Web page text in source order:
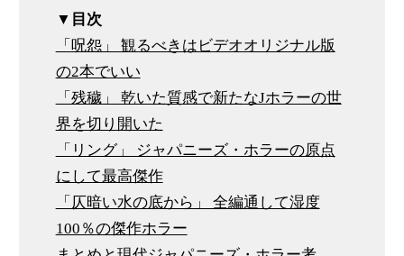
▼目次
「呪怨」 観るべきはビデオオリジナル版
の2本でいい
「残穢」 乾いた質感で新たなJホラーの世
界を切り開いた
「リング」 ジャパニーズ・ホラーの原点
にして最高傑作
「仄暗い水の底から」 全編通して湿度
100％の傑作ホラー